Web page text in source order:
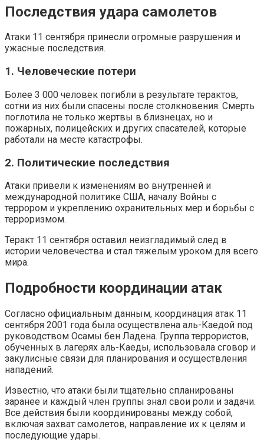
Последствия удара самолетов
Атаки 11 сентября принесли огромные разрушения и
ужасные последствия.
1. Человеческие потери
Более 3 000 человек погибли в результате терактов,
сотни из них были спасены после столкновения. Смерть
поглотила не только жертвы в близнецах, но и
пожарных, полицейских и других спасателей, которые
работали на месте катастрофы.
2. Политические последствия
Атаки привели к изменениям во внутренней и
международной политике США, началу Войны с
террором и укреплению охранительных мер и борьбы с
терроризмом.
Теракт 11 сентября оставил неизгладимый след в
истории человечества и стал тяжелым уроком для всего
мира.
Подробности координации атак
Согласно официальным данным, координация атак 11
сентября 2001 года была осуществлена аль-Каедой под
руководством Осамы бен Ладена. Группа террористов,
обученных в лагерях аль-Каеды, использовала сговор и
закулисные связи для планирования и осуществления
нападений.
Известно, что атаки были тщательно спланированы
заранее и каждый член группы знал свои роли и задачи.
Все действия были координированы между собой,
включая захват самолетов, направление их к целям и
последующие удары.